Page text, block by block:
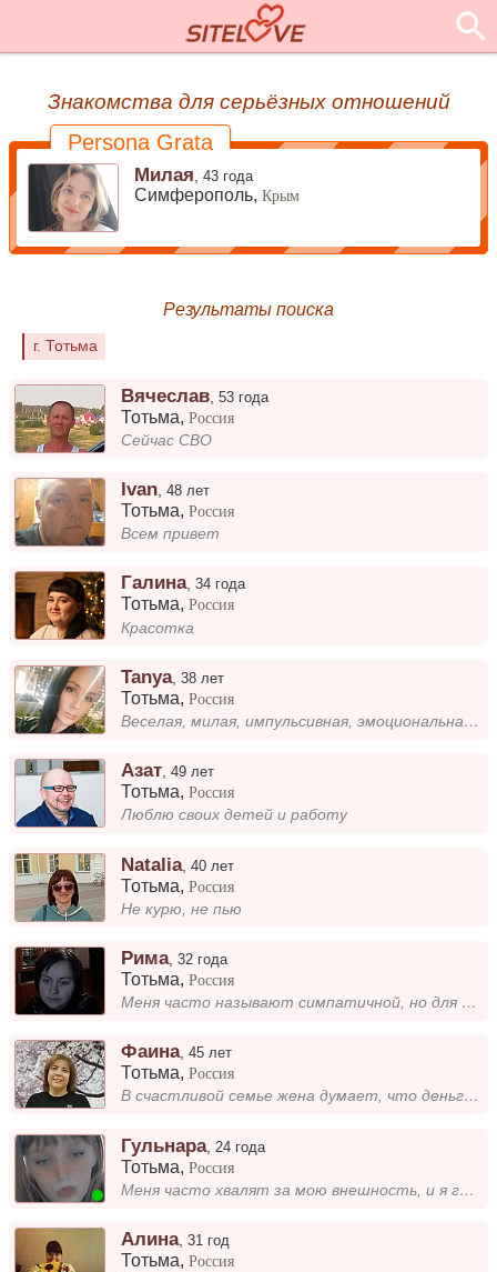
Знакомства для серьёзных отношений
Persona Grata
Милая ,43 года
Симферополь,Крым
Результаты поиска
г. Тотьма
Вячеслав ,53 года
Тотьма,Россия
Сейчас СВО
Ivan ,48 лет
Тотьма,Россия
Всем привет
Галина,34 года
Тотьма,Россия
Красотка
Tanya,38 лет
Тотьма,Россия
Веселая, милая, импульсивная, эмоциональная, добрая, искренняя!!! Одним словом бомба!!!😜
Азат ,49 лет
Тотьма,Россия
Люблю своих детей и работу
Natalia,40 лет
Тотьма,Россия
Не курю, не пью
Рима,32 года
Тотьма,Россия
Меня часто называют симпатичной, но для меня важнее быть искренней и доброй. Мне нравится, когда люди видят в первую оче...
Фаина,45 лет
Тотьма,Россия
В счастливой семье жена думает, что деньги берутся из тумбочки, муж – что еда берется из холодильника, а дети – что их н...
Гульнара, 24 года
Тотьма,Россия
Меня часто хвалят за мою внешность, и я горжусь этим. Красота для меня – это не только внешний вид, но и уверенность в с...
Алина,31 год
Тотьма,Россия